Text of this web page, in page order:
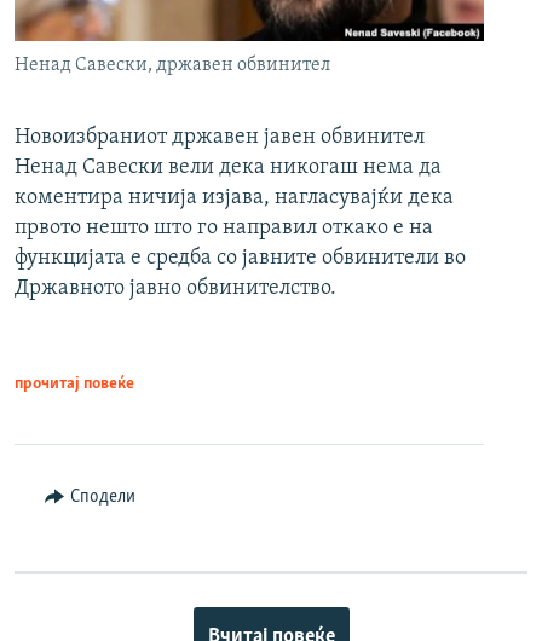
Ненад Савески, државен обвинител
Новоизбраниот државен јавен обвинител
Ненад Савески вели дека никогаш нема да
коментира ничија изјава, нагласувајќи дека
првото нешто што го направил откако е на
функцијата е средба со јавните обвинители во
Државното јавно обвинителство.
прочитај повеќе
Сподели